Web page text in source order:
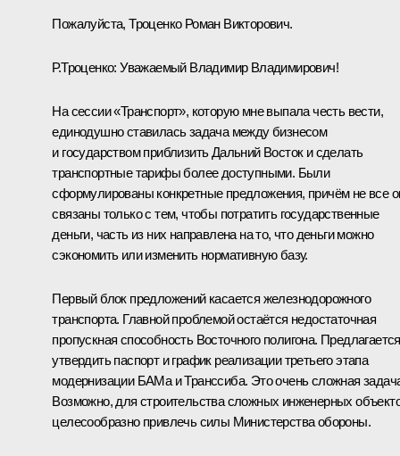
Пожалуйста, Троценко Роман Викторович.
Р.Троценко: Уважаемый Владимир Владимирович!
На сессии «Транспорт», которую мне выпала честь вести,
единодушно ставилась задача между бизнесом
и государством приблизить Дальний Восток и сделать
транспортные тарифы более доступными. Были
сформулированы конкретные предложения, причём не все
связаны только с тем, чтобы потратить государственные
деньги, часть из них направлена на то, что деньги можно
сэкономить или изменить нормативную базу.
Первый блок предложений касается железнодорожного
транспорта. Главной проблемой остаётся недостаточная
пропускная способность Восточного полигона. Предлагается
утвердить паспорт и график реализации третьего этапа
модернизации БАМа и Транссиба. Это очень сложная
Возможно, для строительства сложных инженерных
целесообразно привлечь силы Министерства обороны.